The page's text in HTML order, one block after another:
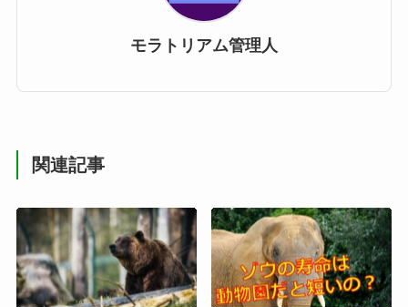
モラトリアム管理人
関連記事